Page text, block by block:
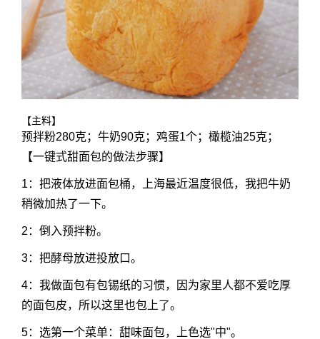
【主料】
预拌粉280克；牛奶90克；鸡蛋1个；橄榄油25克；
【一键式甜面包的做法步骤】
1：把液体放进面包桶，上海最近温度很低，我把牛奶
稍微加热了一下。
2：倒入预拌粉。
3：把酵母放进投放口。
4：我做面包有包锡纸的习惯，因为家里人都不爱吃厚
的面包皮，所以这里也包上了。
5：选第一个菜单：甜味面包，上色选"中"。